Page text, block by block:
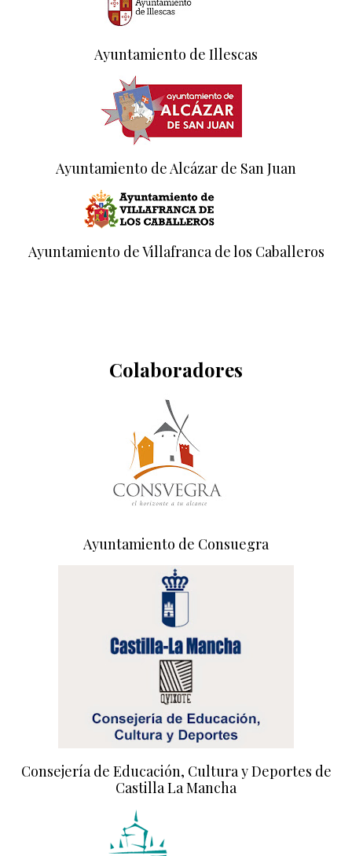
Ayuntamiento de Illescas
Ayuntamiento de Alcázar de San Juan
Ayuntamiento de Villafranca de los Caballeros
Colaboradores
Ayuntamiento de Consuegra
Consejería de Educación, Cultura y Deportes de
Castilla La Mancha